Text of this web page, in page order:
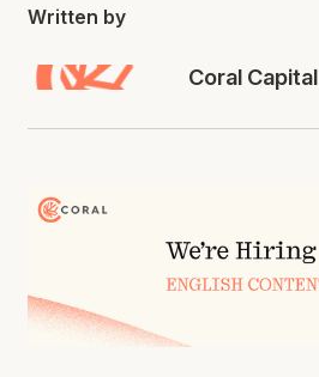
Written by
Coral Capital